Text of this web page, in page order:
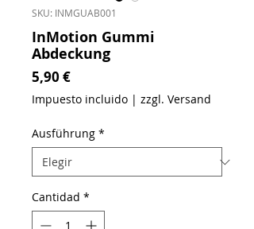
SKU: INMGUAB001
InMotion Gummi
Abdeckung
5,90 €Precio
Impuesto incluido | zzgl. Versand
Ausführung *
Cantidad *